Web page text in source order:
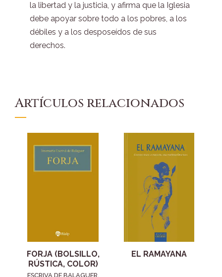
la libertad y la justicia, y afirma que la Iglesia
debe apoyar sobre todo a los pobres, a los
débiles y a los desposeídos de sus
derechos.
Artículos relacionados
FORJA (BOLSILLO,
RÚSTICA, COLOR)
ESCRIVA DE BALAGUER,
EL RAMAYANA